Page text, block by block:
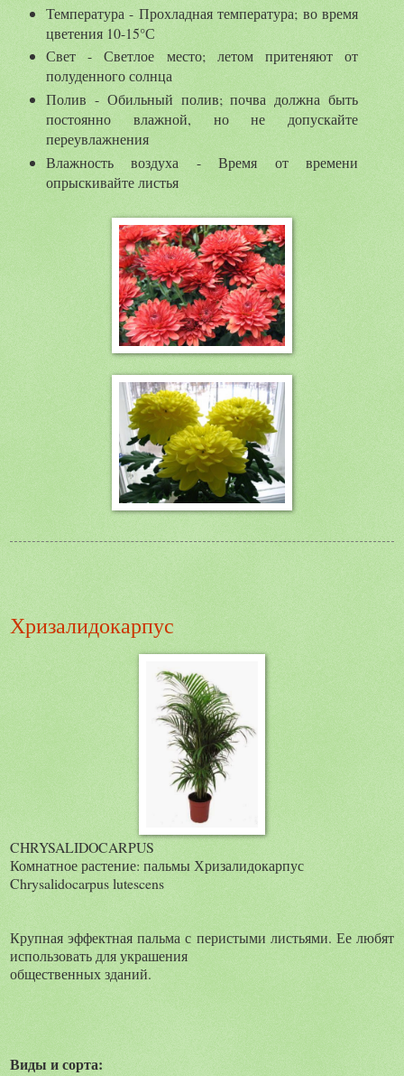
Температура - Прохладная температура; во время
цветения 10-15°С
Свет - Светлое место; летом притеняют от
полуденного солнца
Полив - Обильный полив; почва должна быть
постоянно влажной, но не допускайте
переувлажнения
Влажность воздуха - Время от времени
опрыскивайте листья
Хризалидокарпус
CHRYSALIDOCARPUS
Комнатное растение: пальмы Хризалидокарпус
Chrysalidocarpus lutescens
Крупная эффектная пальма с перистыми листьями. Ее любят
использовать для украшения
общественных зданий.
Виды и сорта: